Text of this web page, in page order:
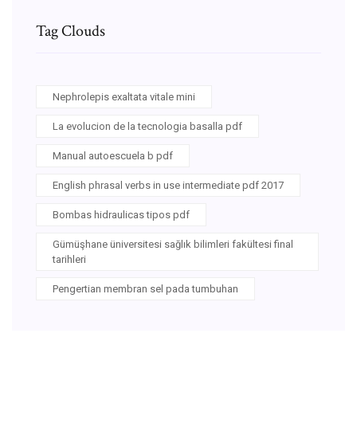
Tag Clouds
Nephrolepis exaltata vitale mini
La evolucion de la tecnologia basalla pdf
Manual autoescuela b pdf
English phrasal verbs in use intermediate pdf 2017
Bombas hidraulicas tipos pdf
Gümüşhane üniversitesi sağlık bilimleri fakültesi final
tarihleri
Pengertian membran sel pada tumbuhan